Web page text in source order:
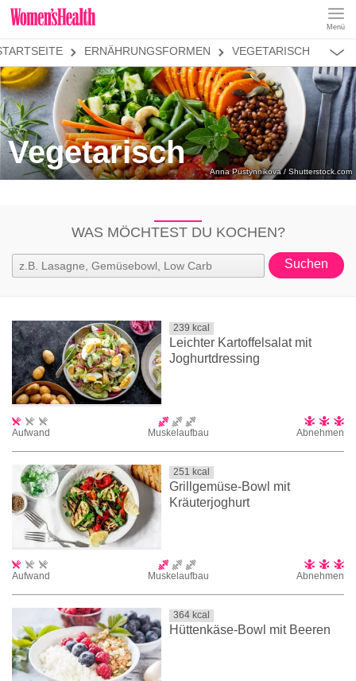
Menü
REZEPTE
ABNEHMEN MUSKELAUFBAU
ERNÄHRUNGSFORMEN REZEPTKATEGORIEN
ERNÄHRUNGSFORMEN VEGETARISCH
ALLES
VEGAN
VEGETARISCH
PALEO
GLUTENFREI
Anna Pustynnikova / Shutterstock.com
Vegetarisch
WAS MÖCHTEST DU KOCHEN?
239 kcal
Leichter Kartoffelsalat mit
Joghurtdressing
Aufwand Muskelaufbau Abnehmen
251 kcal
Grillgemüse-Bowl mit
Kräuterjoghurt
Aufwand Muskelaufbau Abnehmen
364 kcal
Hüttenkäse-Bowl mit Beeren